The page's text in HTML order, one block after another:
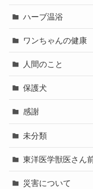
ハーブ温浴
ワンちゃんの健康
人間のこと
保護犬
感謝
未分類
東洋医学獣医さん
災害について